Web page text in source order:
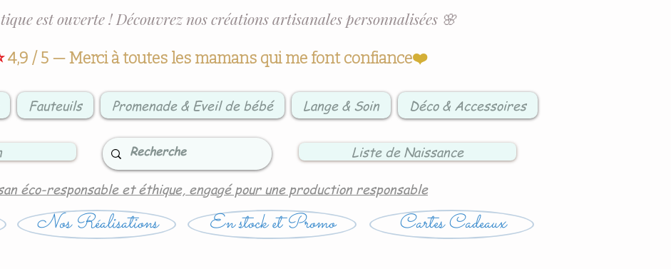
4,9 / 5 — Merci à toutes les mamans qui me font confiance❤️
est ouverte ! Découvrez nos créations artisanales personnalisées 🌸
Fauteuils Promenade & Eveil de bébé Lange & Soin Déco & Accessoires
Liste de Naissance
éco-responsable et éthique, engagé pour une production responsable
Nos Réalisations En stock et Promo Cartes Cadeaux